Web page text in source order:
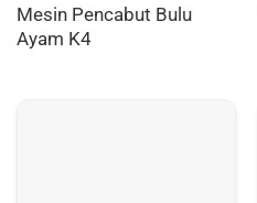
Mesin Pencabut Bulu
Ayam K4